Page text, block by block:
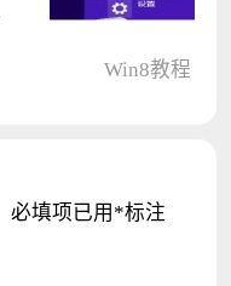
Win8教程
必填项已用 *标注